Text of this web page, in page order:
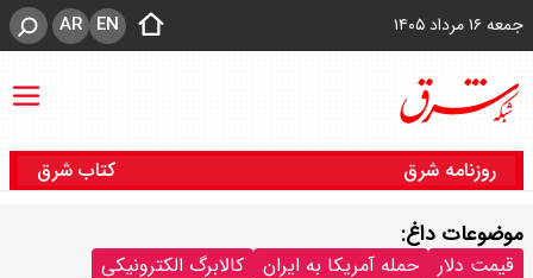
جمعه ۱۶ مرداد ۱۴۰۵ EN
AR
روزنامه شرق کتاب شرق
موضوعات داغ:
قیمت دلار حمله آمریکا به ایران
کالابرگ الکترونیکی